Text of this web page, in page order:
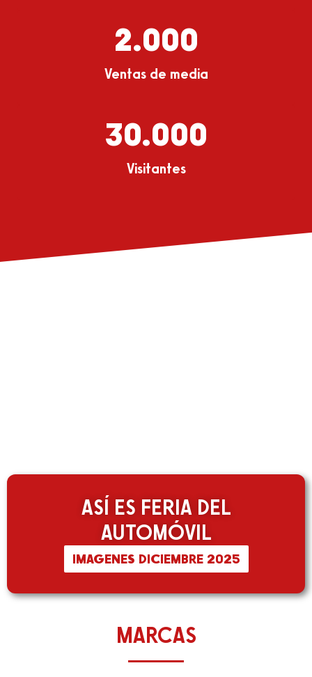
Ventas de media
2.000
Visitantes
30.000
ASÍ ES FERIA DEL
AUTOMÓVIL
IMAGENES DICIEMBRE 2025
MARCAS